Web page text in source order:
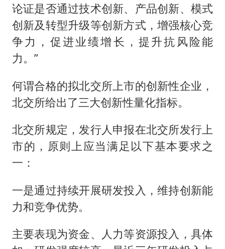
论证是否通过技术创新、产品创新、模式
创新及转型升级等创新方式，增强核心竞
争力，促进业绩增长，提升抗风险能
力。”
何谓合格的拟北交所上市的创新性企业，
北交所给出了三大创新性量化指标。
北交所规定，发行人申报在北交所发行上
市的，原则上应当满足以下基本要求之
一：
一是通过持续开展研发投入，维持创新能
力和竞争优势。
主要表现为资金、人力等资源投入，具体